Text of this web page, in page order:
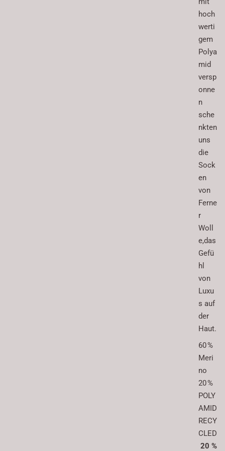
hoch
werti
gem
Polya
mid
versp
onne
n
sche
nkten
uns
die
Sock
en
von
Ferne
r
Woll
e,das
Gefü
hl
von
Luxu
s auf
der
Haut.
60 %
Meri
no
20 %
POLY
AMID
RECY
CLED
20 %